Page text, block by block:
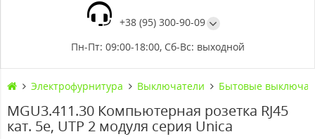
+38 (95) 300-90-09
Пн-Пт: 09:00-18:00, Сб-Вс: выходной
Электрофурнитура Выключатели Бытовые
MGU3.411.30 Компьютерная розетка RJ45
кат. 5е, UTP 2 модуля серия Unica